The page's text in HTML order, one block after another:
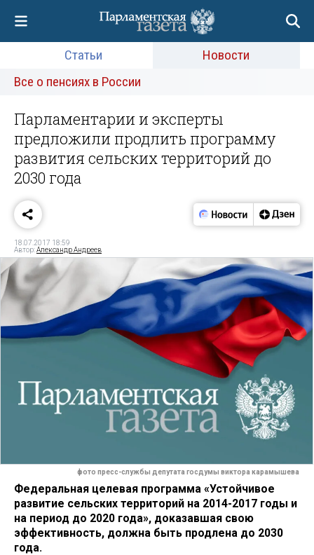
Статьи
Новости
Все о пенсиях в России
Парламентарии и эксперты
предложили продлить программу
развития сельских территорий до
2030 года
18.07.2017 18:59
Автор:Александр Андреев
фото пресс-службы депутата госдумы виктора карамышева
Федеральная целевая программа «Устойчивое
развитие сельских территорий на 2014-2017 годы и
на период до 2020 года», доказавшая свою
эффективность, должна быть продлена до 2030
года.